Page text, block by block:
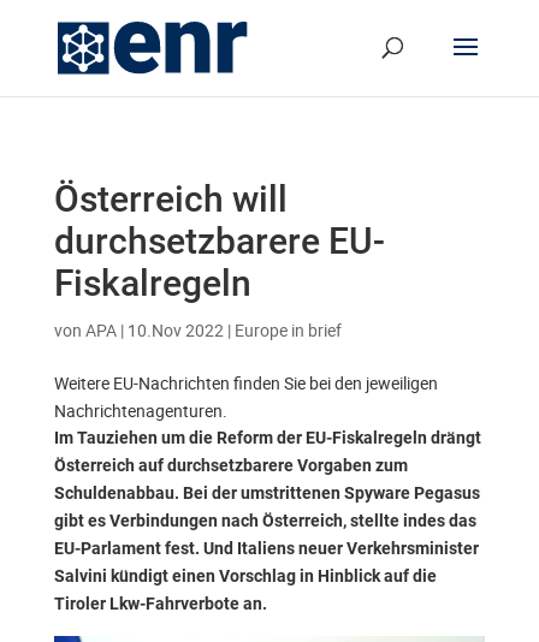
Österreich will
durchsetzbarere EU-
Fiskalregeln
von APA| 10.Nov 2022| Europe in brief
Weitere EU-Nachrichten finden Sie bei den jeweiligen
Nachrichtenagenturen.
Im Tauziehen um die Reform der EU-Fiskalregeln drängt
Österreich auf durchsetzbarere Vorgaben zum
Schuldenabbau. Bei der umstrittenen Spyware Pegasus
gibt es Verbindungen nach Österreich, stellte indes das
EU-Parlament fest. Und Italiens neuer Verkehrsminister
Salvini kündigt einen Vorschlag in Hinblick auf die
Tiroler Lkw-Fahrverbote an.